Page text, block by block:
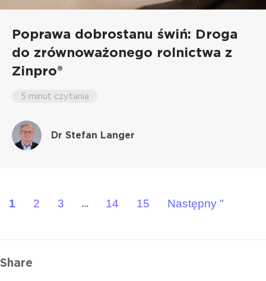
Poprawa dobrostanu świń: Droga
do zrównoważonego rolnictwa z
Zinpro®
5 minut czytania
Dr Stefan Langer
1 2 3 ... 14 15 Następny "
Share